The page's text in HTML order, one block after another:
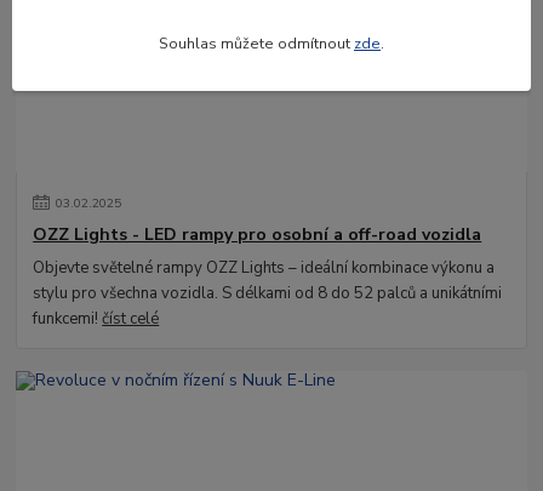
03.02.2025
OZZ Lights - LED rampy pro osobní a off-road vozidla
Objevte světelné rampy OZZ Lights – ideální kombinace výkonu a
stylu pro všechna vozidla. S délkami od 8 do 52 palců a unikátními
funkcemi!číst celé
Souhlas můžete odmítnout zde.